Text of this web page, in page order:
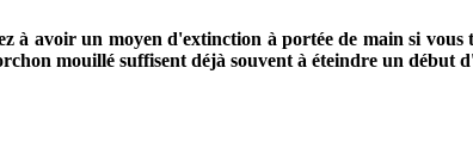
à avoir un moyen d'extinction à portée de main si
mouillé suffisent déjà souvent à éteindre un début